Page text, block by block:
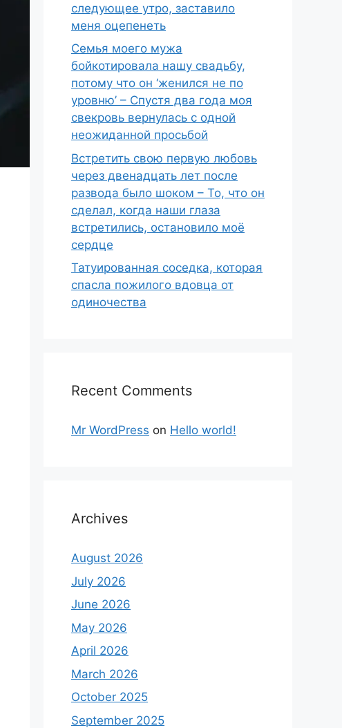
следующее утро, заставило
меня оцепенеть
Семья моего мужа
бойкотировала нашу свадьбу,
потому что он ‘женился не по
уровню’ – Спустя два года моя
свекровь вернулась с одной
неожиданной просьбой
Встретить свою первую любовь
через двенадцать лет после
развода было шоком – То, что он
сделал, когда наши глаза
встретились, остановило моё
сердце
Татуированная соседка, которая
спасла пожилого вдовца от
одиночества
Recent Comments
Mr WordPress on Hello world!
Archives
August 2026
July 2026
June 2026
May 2026
April 2026
March 2026
October 2025
September 2025